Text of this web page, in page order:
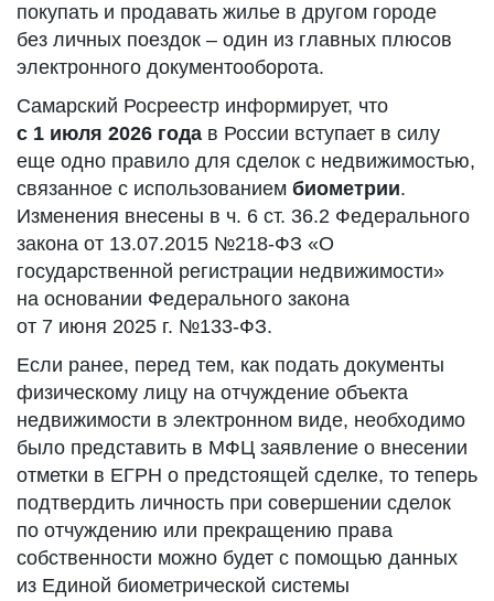
покупать и продавать жилье в другом городе
без личных поездок – один из главных плюсов
электронного документооборота.
Самарский Росреестр информирует, что
с 1 июля 2026 года в России вступает в силу
еще одно правило для сделок с недвижимостью,
связанное с использованием биометрии.
Изменения внесены в ч. 6 ст. 36.2 Федерального
закона от 13.07.2015 №218-ФЗ «О
государственной регистрации недвижимости»
на основании Федерального закона
от 7 июня 2025 г. №133-ФЗ.
Если ранее, перед тем, как подать документы
физическому лицу на отчуждение объекта
недвижимости в электронном виде, необходимо
было представить в МФЦ заявление о внесении
отметки в ЕГРН о предстоящей сделке, то теперь
подтвердить личность при совершении сделок
по отчуждению или прекращению права
собственности можно будет с помощью данных
из Единой биометрической системы